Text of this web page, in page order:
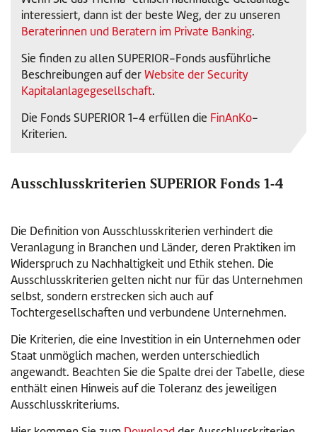
interessiert, dann ist der beste Weg, der zu unseren
Beraterinnen und Beratern im Private Banking.
Sie finden zu allen SUPERIOR-Fonds ausführliche
Beschreibungen auf derWebsite der Security
Kapitalanlagegesellschaft.
Die Fonds SUPERIOR 1-4 erfüllen die FinAnKo-
Kriterien.
Ausschlusskriterien SUPERIOR Fonds 1-4
Die Definition von Ausschlusskriterien verhindert die
Veranlagung in Branchen und Länder, deren Praktiken im
Widerspruch zu Nachhaltigkeit und Ethik stehen. Die
Ausschlusskriterien gelten nicht nur für das Unternehmen
selbst, sondern erstrecken sich auch auf
Tochtergesellschaften und verbundene Unternehmen.
Die Kriterien, die eine Investition in ein Unternehmen oder
Staat unmöglich machen, werden unterschiedlich
angewandt. Beachten Sie die Spalte drei der Tabelle, diese
enthält einen Hinweis auf die Toleranz des jeweiligen
Ausschlusskriteriums.